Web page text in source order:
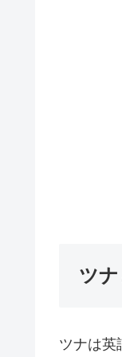
ツナ
ツナは英